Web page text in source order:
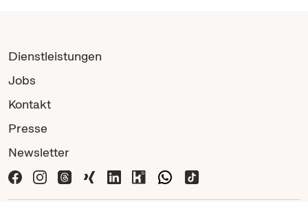
Dienstleistungen
Jobs
Kontakt
Presse
Newsletter